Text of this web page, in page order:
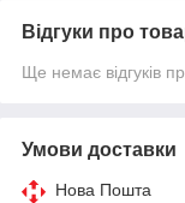
Відгуки про
Ще немає відгуків
Умови доставки
Нова Пошта